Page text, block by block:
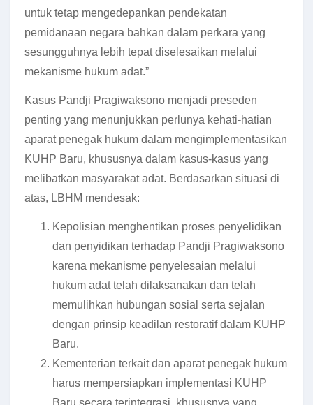
untuk tetap mengedepankan pendekatan
pemidanaan negara bahkan dalam perkara yang
sesungguhnya lebih tepat diselesaikan melalui
mekanisme hukum adat.”
Kasus Pandji Pragiwaksono menjadi preseden
penting yang menunjukkan perlunya kehati-hatian
aparat penegak hukum dalam mengimplementasikan
KUHP Baru, khususnya dalam kasus-kasus yang
melibatkan masyarakat adat. Berdasarkan situasi di
atas, LBHM mendesak:
Kepolisian menghentikan proses penyelidikan
dan penyidikan terhadap Pandji Pragiwaksono
karena mekanisme penyelesaian melalui
hukum adat telah dilaksanakan dan telah
memulihkan hubungan sosial serta sejalan
dengan prinsip keadilan restoratif dalam KUHP
Baru.
Kementerian terkait dan aparat penegak hukum
harus mempersiapkan implementasi KUHP
Baru secara terintegrasi, khususnya yang